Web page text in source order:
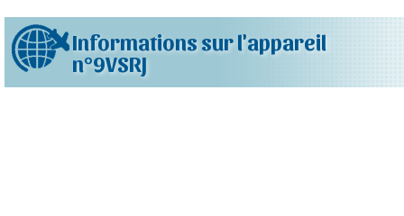
Informations sur l'appareil
n°9VSRJ